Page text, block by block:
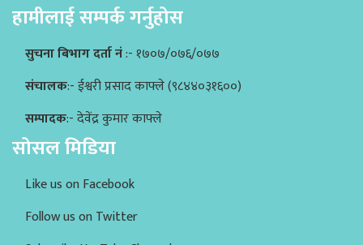
हामीलाई सम्पर्क गर्नुहोस
सुचना बिभाग दर्ता नं:- १७०७/०७६/०७७
संचालक:- ईश्वरी प्रसाद काफ्ले (९८४४०३१६००)
सम्पादक:- देवेंद्र कुमार काफ्ले
सोसल मिडिया
Like us on Facebook
Follow us on Twitter